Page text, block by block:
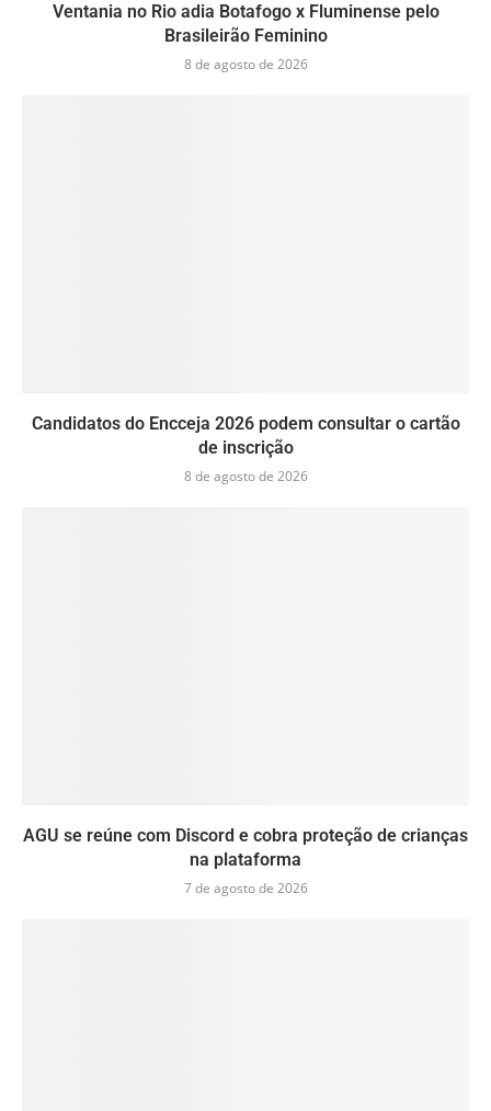
Ventania no Rio adia Botafogo x Fluminense pelo
Brasileirão Feminino
8 de agosto de 2026
Candidatos do Encceja 2026 podem consultar o cartão
de inscrição
8 de agosto de 2026
AGU se reúne com Discord e cobra proteção de crianças
na plataforma
7 de agosto de 2026